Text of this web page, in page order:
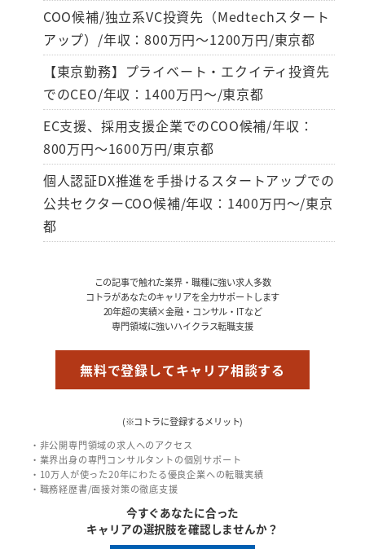
COO候補/独立系VC投資先（Medtechスタート
アップ）/年収：800万円～1200万円/東京都
【東京勤務】プライベート・エクイティ投資先
でのCEO/年収：1400万円～/東京都
EC支援、採用支援企業でのCOO候補/年収：
800万円～1600万円/東京都
個人認証DX推進を手掛けるスタートアップでの
公共セクターCOO候補/年収：1400万円～/東京
都
この記事で触れた業界・職種に強い求人多数
コトラがあなたのキャリアを全力サポートします
20年超の実績×金融・コンサル・ITなど
専門領域に強いハイクラス転職支援
無料で登録してキャリア相談する
(※コトラに登録するメリット)
・非公開専門領域の求人へのアクセス
・業界出身の専門コンサルタントの個別サポート
・10万人が使った20年にわたる優良企業への転職実績
・職務経歴書/面接対策の徹底支援
今すぐあなたに合った
キャリアの選択肢を確認しませんか？